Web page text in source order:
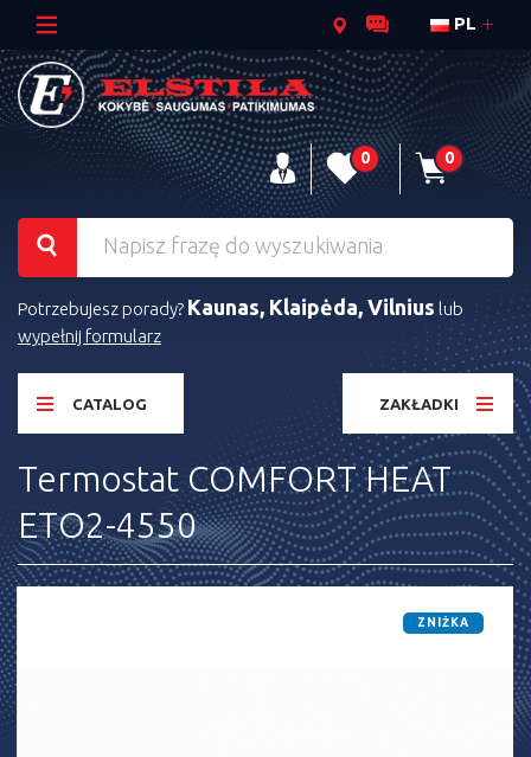
PL
0 0
Potrzebujesz porady? Kaunas, Klaipėda, Vilnius lub
wypełnij formularz
CATALOG ZAKŁADKI
Termostat COMFORT HEAT
ETO2-4550
ZNIŻKA